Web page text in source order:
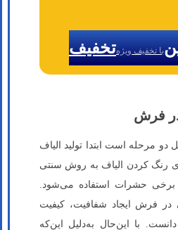
با تخفیف ویژهتخفیف
فرش
مرحله است ابتدا تولید الیاف
رنگ کردن الیاف به روش سنتی
برخی حشرات استفاده می‌شود.
فرش ایجاد شفافیت، کیفیت
با این‌حال به‌دلیل این‌که